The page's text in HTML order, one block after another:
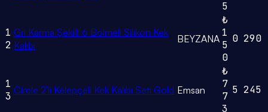
5
1
2
Gri Karma Şekilli 6 Bölmeli Silikon Kek
Kalıbı
BEYZANA
₺
1
5
0
0 290
1
3 Circle 2'li Kelepçeli Kek Kalıbı Seti Gold Emsan
₺
7
7
3
5 245